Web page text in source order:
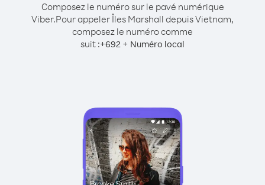
Composez le numéro sur le pavé numérique
Viber.Pour appeler Îles Marshall depuis Vietnam,
composez le numéro comme
suit :+692 + Numéro local